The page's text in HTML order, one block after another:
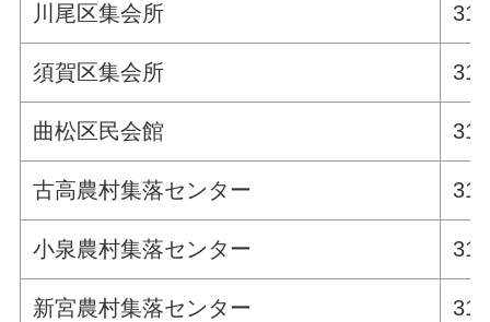
川尾区集会所
須賀区集会所
曲松区民会館
古高農村集落センター
小泉農村集落センター
新宮農村集落センター